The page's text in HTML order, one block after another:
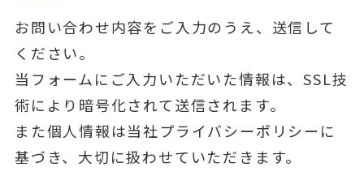
お問い合わせ内容をご入力のうえ、送信して
ください。
当フォームにご入力いただいた情報は、SSL技
術により暗号化されて送信されます。
また個人情報は当社プライバシーポリシーに
基づき、大切に扱わせていただきます。